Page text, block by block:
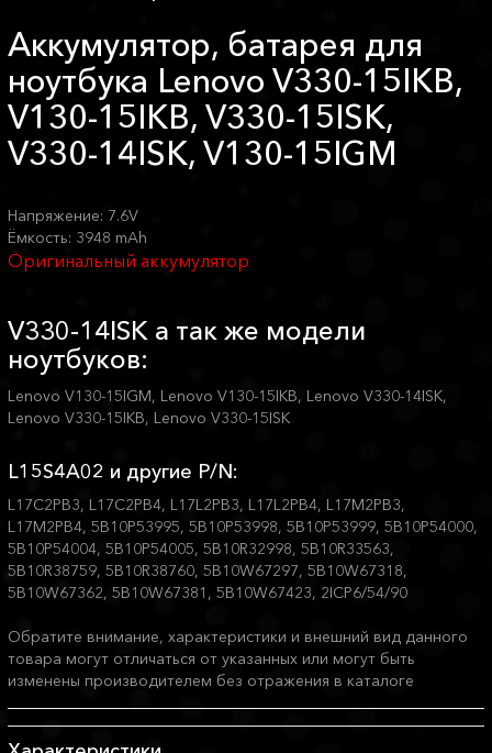
Аккумулятор, батарея для
ноутбука Lenovo V330-15IKB,
V130-15IKB, V330-15ISK,
V330-14ISK, V130-15IGM
Напряжение: 7.6V
Ёмкость: 3948 mAh
Оригинальный аккумулятор
V330-14ISK а так же модели
ноутбуков:
Lenovo V130-15IGM, Lenovo V130-15IKB, Lenovo V330-14ISK,
Lenovo V330-15IKB, Lenovo V330-15ISK
L15S4A02 и другие P/N:
L17C2PB3, L17C2PB4, L17L2PB3, L17L2PB4, L17M2PB3,
L17M2PB4, 5B10P53995, 5B10P53998, 5B10P53999, 5B10P54000,
5B10P54004, 5B10P54005, 5B10R32998, 5B10R33563,
5B10R38759, 5B10R38760, 5B10W67297, 5B10W67318,
5B10W67362, 5B10W67381, 5B10W67423, 2ICP6/54/90
Обратите внимание, характеристики и внешний вид данного
товара могут отличаться от указанных или могут быть
изменены производителем без отражения в каталоге